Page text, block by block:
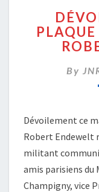
By
Dévoilement ce
Robert Endewelt
militant
amis parisiens du
Champigny, vice